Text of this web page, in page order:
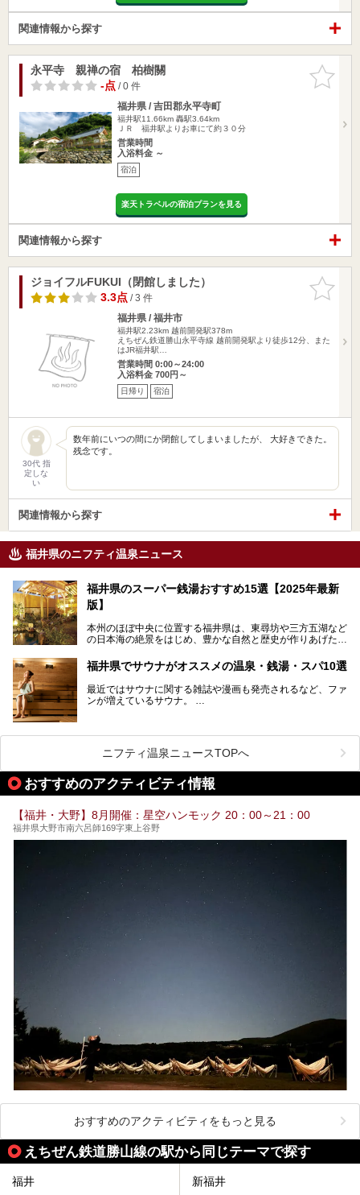
関連情報から探す
お気に入
りに追加
永平寺 親禅の宿 柏樹關
-点/ 0 件
福井県 / 吉田郡永平寺町
福井駅11.66km 轟駅3.64km
ＪＲ 福井駅よりお車にて約３０分
営業時間
入浴料金 ～
宿泊
楽天トラベルの宿泊プランを見る
関連情報から探す
お気に入
りに追加
ジョイフルFUKUI（閉館しました）
3.3点/ 3 件
福井県 / 福井市
福井駅2.23km 越前開発駅378m
えちぜん鉄道勝山永平寺線 越前開発駅より徒歩12分、また
はJR福井駅…
営業時間 0:00～24:00
入浴料金 700円～
日帰り 宿泊
30代 指
定しな
い
数年前にいつの間にか閉館してしまいましたが、 大好きできた。
残念です。
関連情報から探す
福井県のニフティ温泉ニュース
福井県のスーパー銭湯おすすめ15選【2025年最新
版】
本州のほぼ中央に位置する福井県は、東尋坊や三方五湖など
の日本海の絶景をはじめ、豊かな自然と歴史が作りあげた見
る海産物、越前そば、ソースかつ丼などのグルメも人気で
す。
2024年春の北陸新幹線の延伸により、関西地方のみならず
首都圏からもアクセスしやすくなりました。今回は、そんな
福井県でおすすめのスーパー銭湯をご紹介します。
福井県でサウナがオススメの温泉・銭湯・スパ10選
最近ではサウナに関する雑誌や漫画も発売されるなど、ファ
ンが増えているサウナ。
チームサウナ、塩サウナなどが存在し、施設によって様々な
こだわりを持つ施設も増えています。
ススメ温泉・銭湯・スパを10件まとめてご紹介します。
ニフティ温泉ニュースTOPへ
おすすめのアクティビティ情報
【福井・大野】8月開催：星空ハンモック 20：00～21：00
福井県大野市南六呂師169字東上谷野
おすすめのアクティビティをもっと見る
えちぜん鉄道勝山線の駅から同じテーマで探す
福井 新福井